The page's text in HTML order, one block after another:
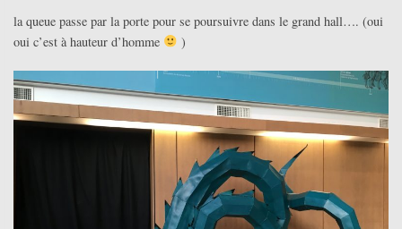
la queue passe par la porte pour se poursuivre dans le grand hall…. (oui
oui c’est à hauteur d’homme
)